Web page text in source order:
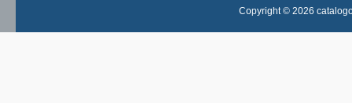
Copyright © 2026